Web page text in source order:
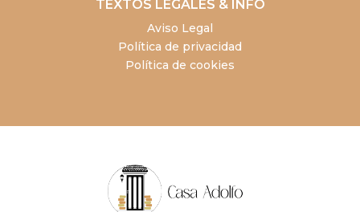
TEXTOS LEGALES & INFO
Aviso Legal
Política de privacidad
Política de cookies